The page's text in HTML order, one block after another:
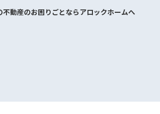
動産のお困りごとならアロックホームへ